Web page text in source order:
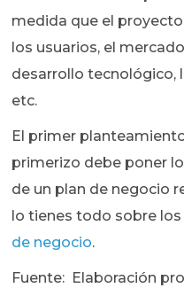
medida que el
los usuarios, el
desarrollo tecnológico,
etc.
El primer
primerizo debe poner
de un plan de negocio
lo tienes todo sobre los
de negocio.
Fuente: Elaboración